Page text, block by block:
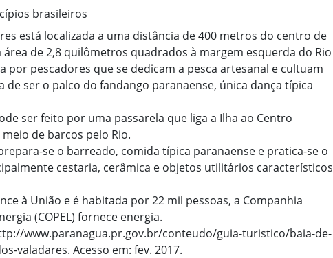
brasileiros
está localizada a uma distância de 400 metros do centro de
área de 2,8 quilômetros quadrados à margem esquerda do Rio
por pescadores que se dedicam a pesca artesanal e cultuam
de ser o palco do fandango paranaense, única dança típica
ser feito por uma passarela que liga a Ilha ao Centro
de barcos pelo Rio.
se o barreado, comida típica paranaense e pratica-se o
cestaria, cerâmica e objetos utilitários característicos
à União e é habitada por 22 mil pessoas, a Companhia
(COPEL) fornece energia.
www.paranagua.pr.gov.br/conteudo/guia-turistico/baia-de-
valadares. Acesso em: fev. 2017.